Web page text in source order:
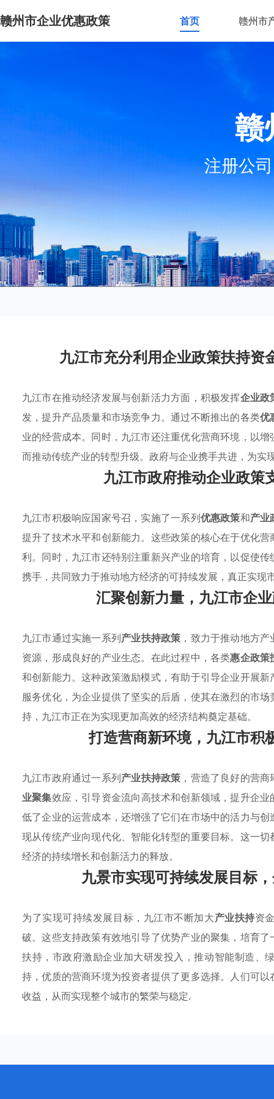
赣州市企业优惠政策 首页 赣州市
赣
注册公
九江市充分利用企业政策扶持资
九江市在推动经济发展与创新活力方面，积极发挥企业政
发，提升产品质量和市场竞争力。通过不断推出的各类优
业的经营成本。同时，九江市还注重优化营商环境，以
而推动传统产业的转型升级。政府与企业携手共进，为实
九江市政府推动企业政策
九江市积极响应国家号召，实施了一系列优惠政策和产业
提升了技术水平和创新能力。这些政策的核心在于优化
利。同时，九江市还特别注重新兴产业的培育，以促使
携手，共同致力于推动地方经济的可持续发展，真正实现
汇聚创新力量，九江市企
九江市通过实施一系列产业扶持政策 ，致力于推动地方
资源，形成良好的产业生态。在此过程中，各类惠企政策
和创新能力。这种政策激励模式，有助于引导企业开展
服务优化，为企业提供了坚实的后盾，使其在激烈的市
持，九江市正在为实现更加高效的经济结构奠定基础。
打造营商新环境，九江市积
九江市政府通过一系列产业扶持政策 ，营造了良好的营
业聚集效应，引导资金流向高技术和创新领域，提升企
低了企业的运营成本，还增强了它们在市场中的活力与
现从传统产业向现代化、智能化转型的重要目标。这一
经济的持续增长和创新活力的释放。
九景市实现可持续发展目标
为了实现可持续发展目标，九江市不断加大产业扶持资
破。这些支持政策有效地引导了优势产业的聚集，培育
扶持，市政府激励企业加大研发投入，推动智能制造、
持，优质的营商环境为投资者提供了更多选择。人们可
收益，从而实现整个城市的繁荣与稳定.